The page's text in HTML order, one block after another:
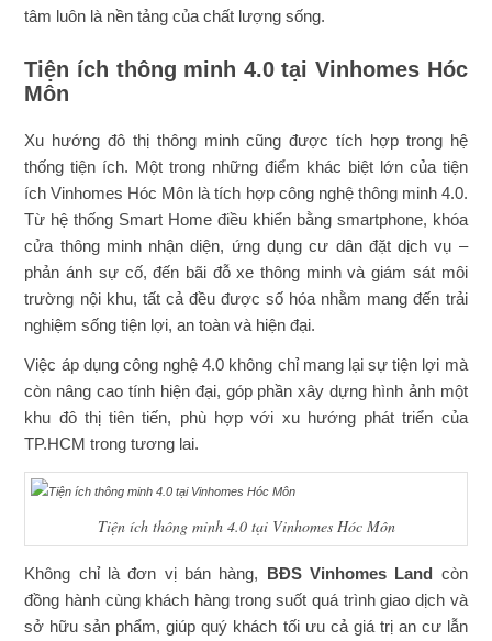
tâm luôn là nền tảng của chất lượng sống.
Tiện ích thông minh 4.0 tại Vinhomes Hóc
Môn
Xu hướng đô thị thông minh cũng được tích hợp trong hệ
thống tiện ích. Một trong những điểm khác biệt lớn của tiện
ích Vinhomes Hóc Môn là tích hợp công nghệ thông minh 4.0.
Từ hệ thống Smart Home điều khiển bằng smartphone, khóa
cửa thông minh nhận diện, ứng dụng cư dân đặt dịch vụ –
phản ánh sự cố, đến bãi đỗ xe thông minh và giám sát môi
trường nội khu, tất cả đều được số hóa nhằm mang đến trải
nghiệm sống tiện lợi, an toàn và hiện đại.
Việc áp dụng công nghệ 4.0 không chỉ mang lại sự tiện lợi mà
còn nâng cao tính hiện đại, góp phần xây dựng hình ảnh một
khu đô thị tiên tiến, phù hợp với xu hướng phát triển của
TP.HCM trong tương lai.
Tiện ích thông minh 4.0 tại Vinhomes Hóc Môn
Không chỉ là đơn vị bán hàng, BĐS Vinhomes Land còn
đồng hành cùng khách hàng trong suốt quá trình giao dịch và
sở hữu sản phẩm, giúp quý khách tối ưu cả giá trị an cư lẫn